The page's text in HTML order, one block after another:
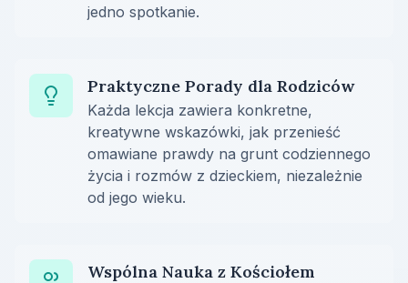
jedno spotkanie.
Praktyczne Porady dla Rodziców
Każda lekcja zawiera konkretne,
kreatywne wskazówki, jak przenieść
omawiane prawdy na grunt codziennego
życia i rozmów z dzieckiem, niezależnie
od jego wieku.
Wspólna Nauka z Kościołem